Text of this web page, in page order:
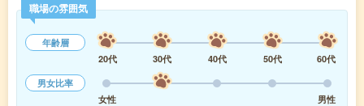
職場の雰囲気
年齢層
20代
30代 40代 50代
60代
男女比率
女性
男性